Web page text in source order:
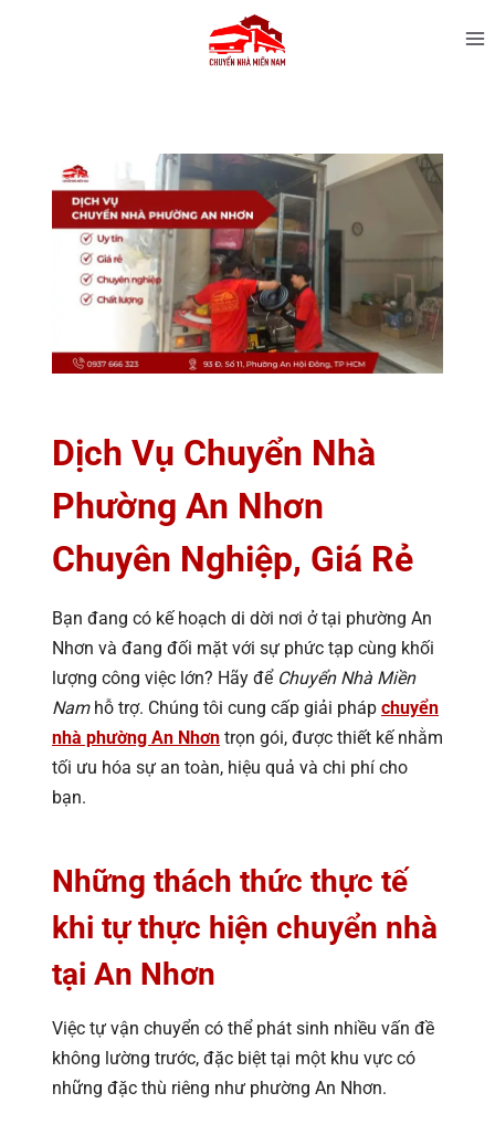
Dịch Vụ Chuyển Nhà
Phường An Nhơn
Chuyên Nghiệp, Giá Rẻ
Bạn đang có kế hoạch di dời nơi ở tại phường An
Nhơn và đang đối mặt với sự phức tạp cùng khối
lượng công việc lớn? Hãy để Chuyển Nhà Miền
Nam hỗ trợ. Chúng tôi cung cấp giải pháp chuyển
nhà phường An Nhơn trọn gói, được thiết kế nhằm
tối ưu hóa sự an toàn, hiệu quả và chi phí cho
bạn.
Những thách thức thực tế
khi tự thực hiện chuyển nhà
tại An Nhơn
Việc tự vận chuyển có thể phát sinh nhiều vấn đề
không lường trước, đặc biệt tại một khu vực có
những đặc thù riêng như phường An Nhơn.